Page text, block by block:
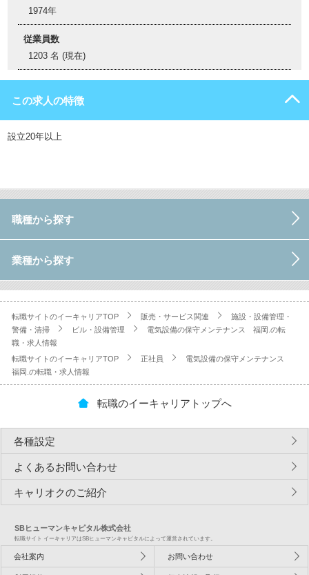
1974年
従業員数
1203 名 (現在)
この求人の特徴
設立20年以上
職種から探す
業種から探す
転職サイトのイーキャリアTOP 販売・サービス関連
施設・設備管理・
警備・清掃
ビル・設備管理
電気設備の保守メンテナンス 福岡.の転
職・求人情報
転職サイトのイーキャリアTOP
正社員
電気設備の保守メンテナンス
福岡.の転職・求人情報
転職のイーキャリアトップへ
各種設定
よくあるお問い合わせ
キャリオクのご紹介
SBヒューマンキャピタル株式会社
転職サイト イーキャリアはSBヒューマンキャピタルによって運営されています。
会社案内 お問い合わせ